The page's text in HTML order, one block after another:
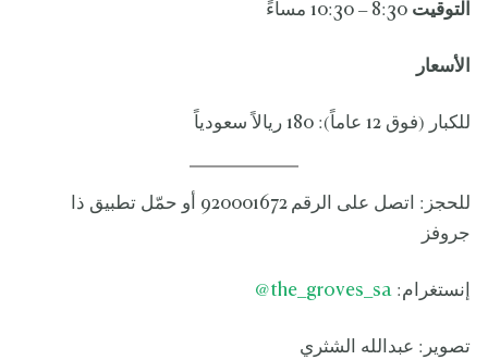
التوقيت
الأسعار
للكبار (فوق 12 عاماً): 180 ريالاً سعودياً
للحجز: اتصل على الرقم 920001672 أو حمّل تطبيق ذا
جروفز
إنستغرام: the_groves_sa
@
تصوير: عبدالله الشثري